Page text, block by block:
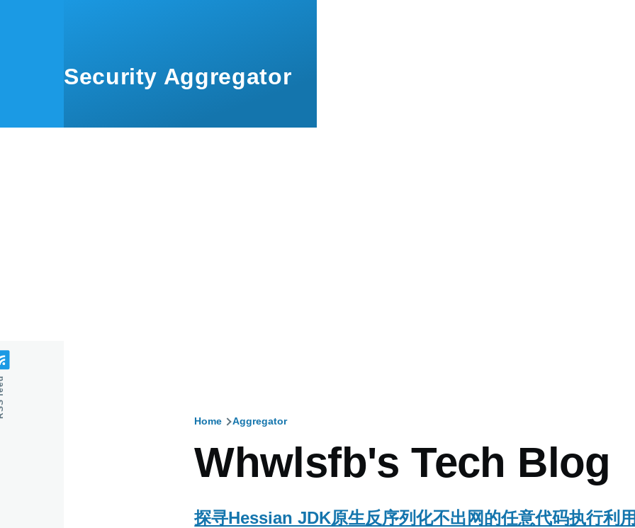
Security Aggregator
Home Aggregator
Whwlsfb's Tech Blog
探寻Hessian JDK原生反序列化不出网的任意代码执行利